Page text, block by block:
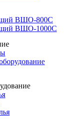
ВШО-800С
ВШО-1000С